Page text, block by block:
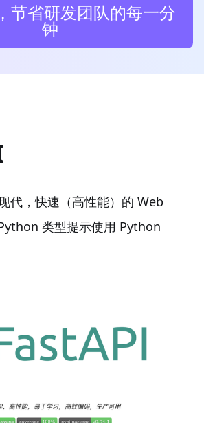
节省研发团队的每一分
钟
代，快速（高性能）的 Web
类型提示使用 Python